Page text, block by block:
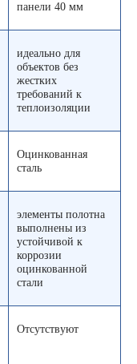
панели 40 мм
идеально для
объектов без
жестких
требований к
теплоизоляции
Оцинкованная
сталь
элементы полотна
выполнены из
устойчивой к
коррозии
оцинкованной
стали
Отсутствуют